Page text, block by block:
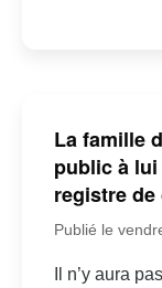
La famille
public à
registre
Publié le
Il n’y aura